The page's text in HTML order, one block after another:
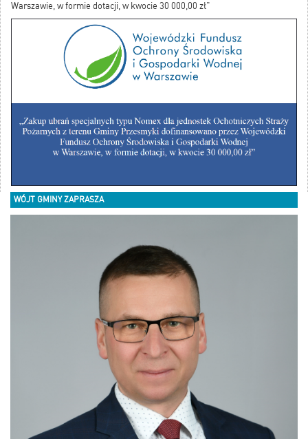
Warszawie, w formie dotacji, w kwocie 30 000,00 zł"
WÓJT GMINY ZAPRASZA